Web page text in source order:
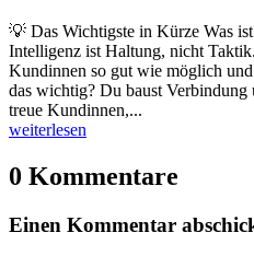
💡 Das Wichtigste in Kürze Was
Intelligenz ist Haltung, nicht
Kundinnen so gut wie möglich
das wichtig? Du baust
treue Kundinnen,...
weiterlesen
0 Kommentare
Einen Kommentar